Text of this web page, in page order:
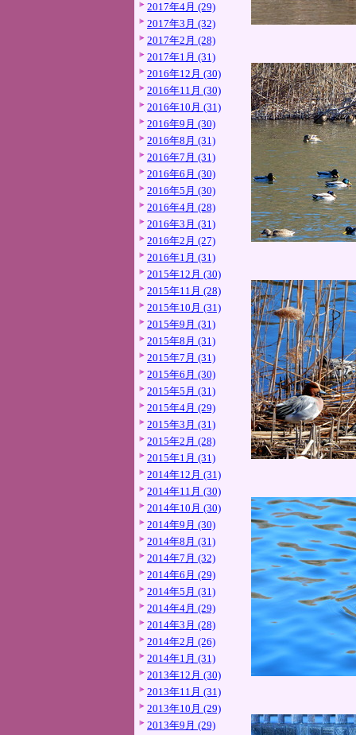
2017年4月 (29)
2017年3月 (32)
2017年2月 (28)
2017年1月 (31)
2016年12月 (30)
2016年11月 (30)
2016年10月 (31)
2016年9月 (30)
2016年8月 (31)
2016年7月 (31)
2016年6月 (30)
2016年5月 (30)
2016年4月 (28)
2016年3月 (31)
2016年2月 (27)
2016年1月 (31)
2015年12月 (30)
2015年11月 (28)
2015年10月 (31)
2015年9月 (31)
2015年8月 (31)
2015年7月 (31)
2015年6月 (30)
2015年5月 (31)
2015年4月 (29)
2015年3月 (31)
2015年2月 (28)
2015年1月 (31)
2014年12月 (31)
2014年11月 (30)
2014年10月 (30)
2014年9月 (30)
2014年8月 (31)
2014年7月 (32)
2014年6月 (29)
2014年5月 (31)
2014年4月 (29)
2014年3月 (28)
2014年2月 (26)
2014年1月 (31)
2013年12月 (30)
2013年11月 (31)
2013年10月 (29)
2013年9月 (29)